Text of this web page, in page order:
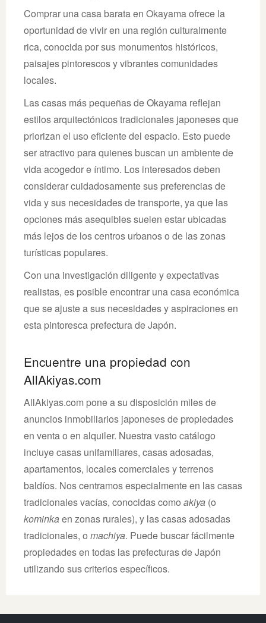
Comprar una casa barata en Okayama ofrece la
oportunidad de vivir en una región culturalmente
rica, conocida por sus monumentos históricos,
paisajes pintorescos y vibrantes comunidades
locales.
Las casas más pequeñas de Okayama reflejan
estilos arquitectónicos tradicionales japoneses que
priorizan el uso eficiente del espacio. Esto puede
ser atractivo para quienes buscan un ambiente de
vida acogedor e íntimo. Los interesados deben
considerar cuidadosamente sus preferencias de
vida y sus necesidades de transporte, ya que las
opciones más asequibles suelen estar ubicadas
más lejos de los centros urbanos o de las zonas
turísticas populares.
Con una investigación diligente y expectativas
realistas, es posible encontrar una casa económica
que se ajuste a sus necesidades y aspiraciones en
esta pintoresca prefectura de Japón.
Encuentre una propiedad con
AllAkiyas.com
AllAkiyas.com pone a su disposición miles de
anuncios inmobiliarios japoneses de propiedades
en venta o en alquiler. Nuestra vasto catálogo
incluye casas unifamiliares, casas adosadas,
apartamentos, locales comerciales y terrenos
baldíos. Nos centramos especialmente en las casas
tradicionales vacías, conocidas como akiya (o
kominkaen zonas rurales), y las casas adosadas
tradicionales, o machiya. Puede buscar fácilmente
propiedades en todas las prefecturas de Japón
utilizando sus criterios específicos.